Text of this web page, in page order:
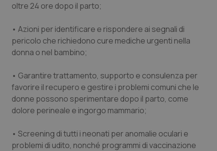
Tumori del Polmone & Testa Collo
Tumori gastrointestinali
Ulcera & Reflusso
Vaccini
oltre 24 ore dopo il parto;
• Azioni per identificare e rispondere ai segnali di
pericolo che richiedono cure mediche urgenti nella
donna o nel bambino;
• Garantire trattamento, supporto e consulenza per
favorire il recupero e gestire i problemi comuni che le
donne possono sperimentare dopo il parto, come
dolore perineale e ingorgo mammario;
• Screening di tutti i neonati per anomalie oculari e
problemi di udito, nonché programmi di vaccinazione